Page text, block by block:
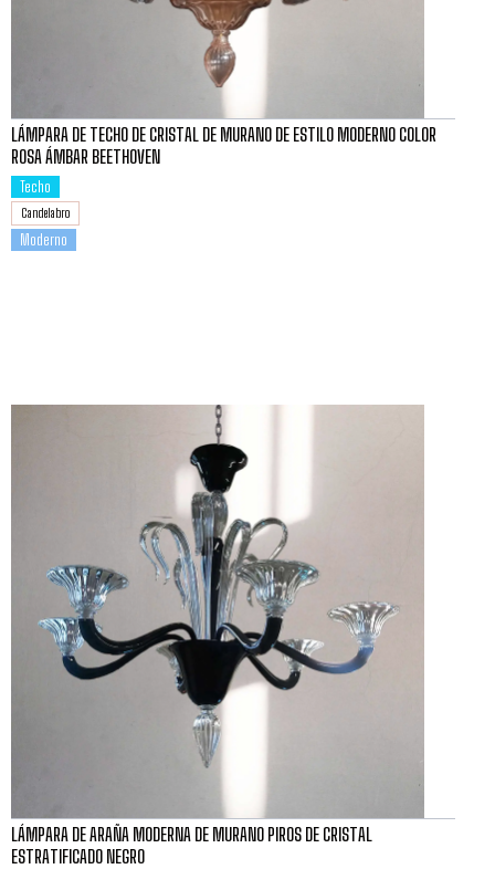
LÁMPARA DE TECHO DE CRISTAL DE MURANO DE ESTILO MODERNO COLOR
ROSA ÁMBAR BEETHOVEN
Techo
Candelabro
Moderno
LÁMPARA DE ARAÑA MODERNA DE MURANO PIROS DE CRISTAL
ESTRATIFICADO NEGRO